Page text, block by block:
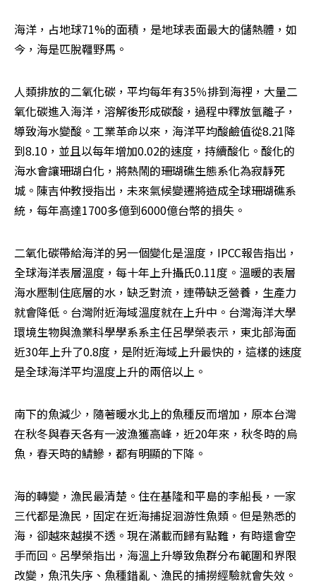
海洋，占地球71%的面積，是地球表面最大的儲熱體，如
今，海是匹脫韁野馬。
人類排放的二氧化碳，平均每年有35％排到海裡，大量二
氧化碳進入海洋，溶解後形成碳酸，過程中釋放氫離子，
導致海水變酸。工業革命以來，海洋平均酸鹼值從8.21降
到8.10，並且以每年增加0.02的速度，持續酸化。酸化的
海水會讓珊瑚白化，將熱鬧的珊瑚礁生態系化為寂靜死
城。陳吉仲教授指出，未來氣候變遷將造成全球珊瑚礁系
統，每年高達1700多億到6000億台幣的損失。
二氧化碳帶給海洋的另一個變化是溫度，IPCC報告指出，
全球海洋表層溫度，每十年上升攝氏0.11度。溫暖的表層
海水壓制住底層的水，缺乏對流，連帶缺乏營養，生產力
就會降低。台灣附近海域溫度就在上升中。台灣海洋大學
環境生物與漁業科學學系系主任呂學榮表示，東北部海面
近30年上升了0.8度，是附近海域上升最快的，這樣的速度
是全球海洋平均溫度上升的兩倍以上。
南下的魚減少，隨著暖水北上的魚種反而增加，原本台灣
在秋冬與春天各有一波漁獲高峰，近20年來，秋冬時的烏
魚，春天時的鯖鰺，都有明顯的下降。
海的轉變，漁民最清楚。住在基隆和平島的李船長，一家
三代都是漁民，固定在近海捕捉洄游性魚類。但是熟悉的
海，卻越來越摸不透。現在滿載而歸有點難，有時還會空
手而回。呂學榮指出，海溫上升導致魚群分布範圍和界限
改變，魚汛失序、魚種錯亂、漁民的捕撈經驗就會失效。